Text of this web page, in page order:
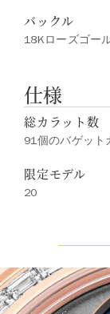
バックル
18Kローズゴー
仕様
総カラット数
91個のバゲット
限定モデル
20